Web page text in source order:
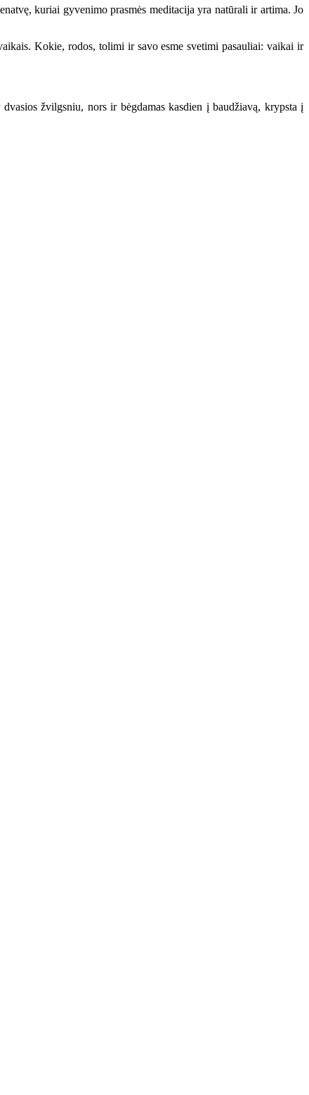
kuriai gyvenimo prasmės meditacija yra natūrali ir artima. Jo
Kokie, rodos, tolimi ir savo esme svetimi pasauliai: vaikai ir
žvilgsniu, nors ir bėgdamas kasdien į baudžiavą, krypsta į